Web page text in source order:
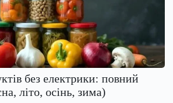
без електрики: повний
літо, осінь, зима)